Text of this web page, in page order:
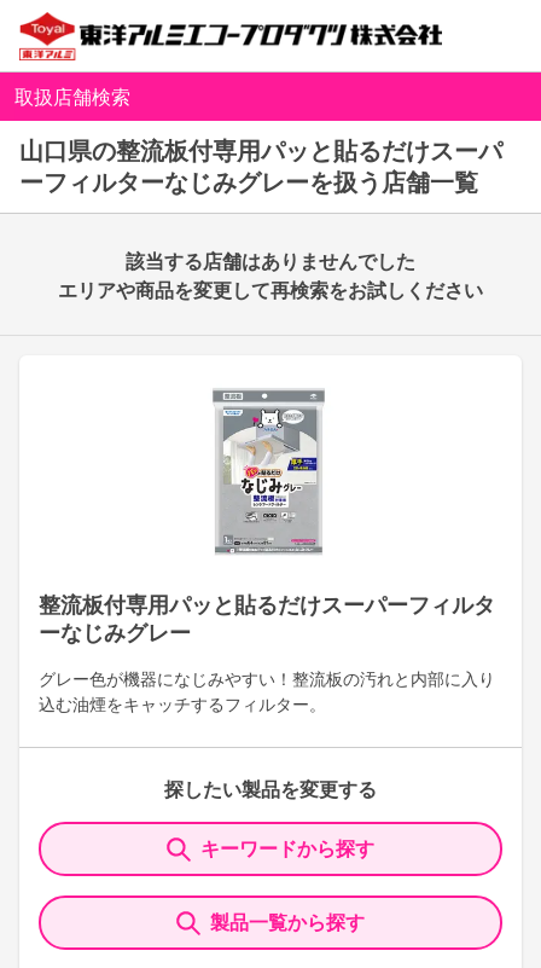
取扱店舗検索
山口県の整流板付専用パッと貼るだけスーパ
ーフィルターなじみグレーを扱う店舗一覧
整流板付専用パッと貼るだけスーパーフィルタ
ーなじみグレー
グレー色が機器になじみやすい！整流板の汚れと内部に入り
込む油煙をキャッチするフィルター。
探したい製品を変更する
キーワードから探す
製品一覧から探す
該当する店舗はありませんでした
エリアや商品を変更して再検索をお試しください